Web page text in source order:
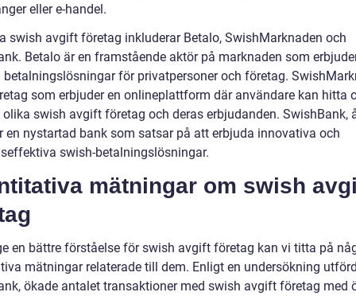
eller e-handel.
swish avgift företag inkluderar Betalo, SwishMarknaden och
Betalo är en framstående aktör på marknaden som
för privatpersoner och företag.
som erbjuder en onlineplattform där användare kan hitta
swish avgift företag och deras erbjudanden. SwishBank,
en nystartad bank som satsar på att erbjuda innovativa och
swish-betalningslösningar.
mätningar om swish
en bättre förståelse för swish avgift företag kan vi titta på
mätningar relaterade till dem. Enligt en undersökning
ökade antalet transaktioner med swish avgift företag med